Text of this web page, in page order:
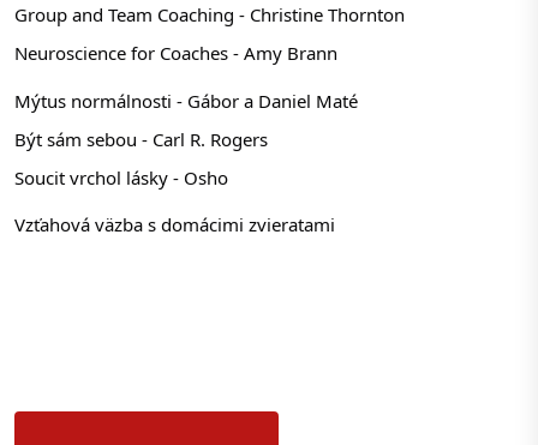
Group and Team Coaching - Christine Thornton
Neuroscience for Coaches - Amy Brann
Mýtus normálnosti - Gábor a Daniel Maté
Být sám sebou - Carl R. Rogers
Soucit vrchol lásky - Osho
Vzťahová väzba s domácimi zvieratami